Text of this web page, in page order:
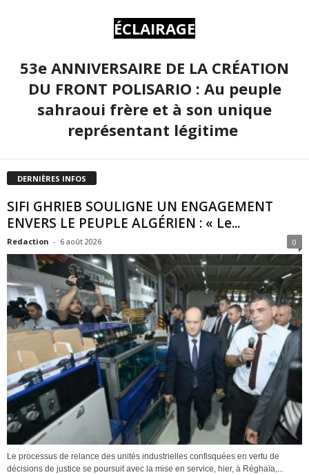
ÉCLAIRAGE
53e ANNIVERSAIRE DE LA CRÉATION
DU FRONT POLISARIO : Au peuple
sahraoui frère et à son unique
représentant légitime
DERNIÈRES INFOS
SIFI GHRIEB SOULIGNE UN ENGAGEMENT
ENVERS LE PEUPLE ALGÉRIEN : « Le...
Redaction - 6 août 2026 0
Le processus de relance des unités industrielles confisquées en vertu de
décisions de justice se poursuit avec la mise en service, hier, à Réghaïa,...